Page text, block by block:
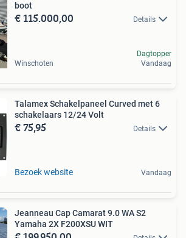
boot
€ 115.000,00 Details
Winschoten
Dagtopper
Vandaag
Talamex Schakelpaneel Curved met 6
schakelaars 12/24 Volt
€ 75,95 Details
Bezoek website Vandaag
Jeanneau Cap Camarat 9.0 WA S2
Yamaha 2X F200XSU WIT